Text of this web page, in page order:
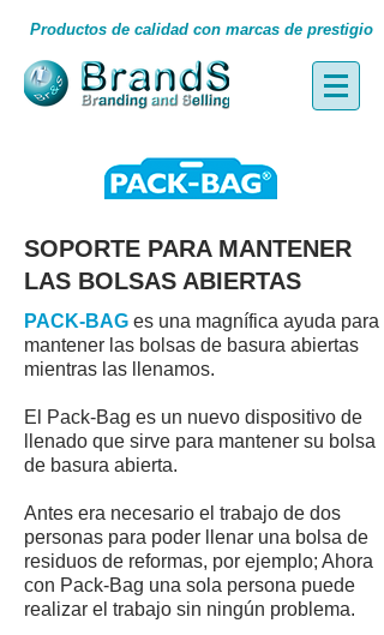
Productos de calidad con marcas de prestigio
SOPORTE PARA MANTENER
LAS BOLSAS ABIERTAS
PACK-BAG es una magnífica ayuda para
mantener las bolsas de basura abiertas
mientras las llenamos.
El Pack-Bag es un nuevo dispositivo de
llenado que sirve para mantener su bolsa
de basura abierta.
Antes era necesario el trabajo de dos
personas para poder llenar una bolsa de
residuos de reformas, por ejemplo; Ahora
con Pack-Bag una sola persona puede
realizar el trabajo sin ningún problema.